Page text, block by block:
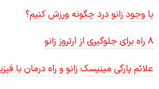
با وجود زانو درد چگونه ورزش کنیم؟
8 راه برای جلوگیری از آرتروز زانو
علائم پارگی مینیسک زانو و راه درمان با